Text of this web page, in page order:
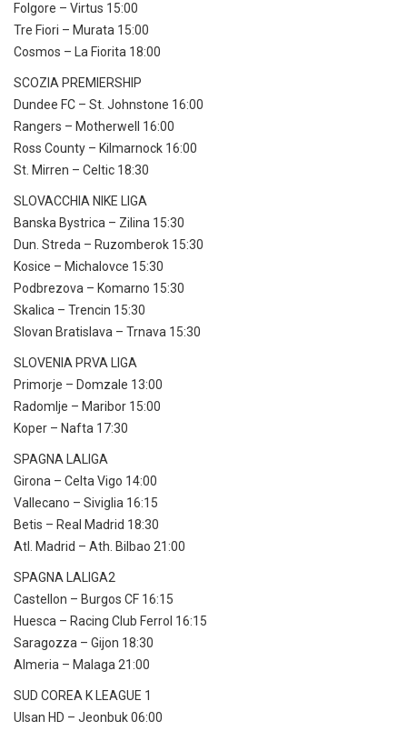
Folgore – Virtus 15:00
Tre Fiori – Murata 15:00
Cosmos – La Fiorita 18:00
SCOZIA PREMIERSHIP
Dundee FC – St. Johnstone 16:00
Rangers – Motherwell 16:00
Ross County – Kilmarnock 16:00
St. Mirren – Celtic 18:30
SLOVACCHIA NIKE LIGA
Banska Bystrica – Zilina 15:30
Dun. Streda – Ruzomberok 15:30
Kosice – Michalovce 15:30
Podbrezova – Komarno 15:30
Skalica – Trencin 15:30
Slovan Bratislava – Trnava 15:30
SLOVENIA PRVA LIGA
Primorje – Domzale 13:00
Radomlje – Maribor 15:00
Koper – Nafta 17:30
SPAGNA LALIGA
Girona – Celta Vigo 14:00
Vallecano – Siviglia 16:15
Betis – Real Madrid 18:30
Atl. Madrid – Ath. Bilbao 21:00
SPAGNA LALIGA2
Castellon – Burgos CF 16:15
Huesca – Racing Club Ferrol 16:15
Saragozza – Gijon 18:30
Almeria – Malaga 21:00
SUD COREA K LEAGUE 1
Ulsan HD – Jeonbuk 06:00